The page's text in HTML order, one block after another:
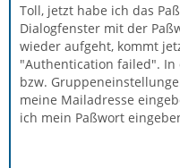
Toll, jetzt habe ich das
Dialogfenster mit der
wieder aufgeht, kommt
"Authentication failed". In
bzw.
meine Mailadresse
ich mein Paßwort